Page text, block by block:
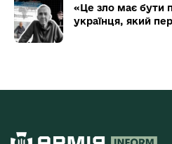
«Це зло має бути
українця, який